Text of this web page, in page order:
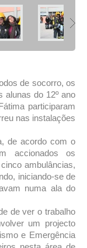
de socorro, os
alunas do 12º ano
participaram
nas instalações
de acordo com o
accionados os
ambulâncias,
iniciando-se de
numa ala do
de ver o trabalho
um projecto
e Emergência